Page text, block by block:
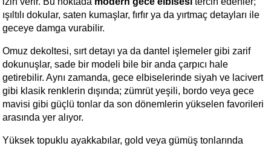
ışıltılı dokular, saten kumaşlar, fırfır ya da yırtmaç detayları ile
geceye damga vurabilir.
Omuz dekoltesi, sırt detayı ya da dantel işlemeler gibi zarif
dokunuşlar, sade bir modeli bile bir anda çarpıcı hale
getirebilir. Aynı zamanda, gece elbiselerinde siyah ve lacivert
gibi klasik renklerin dışında; zümrüt yeşili, bordo veya gece
mavisi gibi güçlü tonlar da son dönemlerin yükselen favorileri
arasında yer alıyor.
Yüksek topuklu ayakkabılar, gold veya gümüş tonlarında